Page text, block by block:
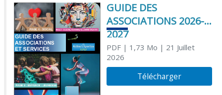
GUIDE DES
ASSOCIATIONS 2026-
2027
PDF| 1,73 Mo | 21 Juillet
2026
Télécharger